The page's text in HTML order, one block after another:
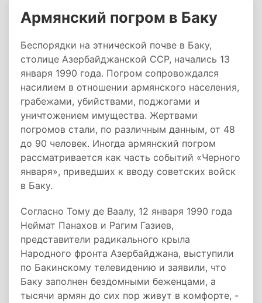
Армянский погром в Баку
Беспорядки на этнической почве в Баку,
столице Азербайджанской ССР, начались 13
января 1990 года. Погром сопровождался
насилием в отношении армянского населения,
грабежами, убийствами, поджогами и
уничтожением имущества. Жертвами
погромов стали, по различным данным, от 48
до 90 человек. Иногда армянский погром
рассматривается как часть событий «Черного
января», приведших к вводу советских войск
в Баку.
Согласно Тому де Ваалу, 12 января 1990 года
Неймат Панахов и Рагим Газиев,
представители радикального крыла
Народного фронта Азербайджана, выступили
по Бакинскому телевидению и заявили, что
Баку заполнен бездомными беженцами, а
тысячи армян до сих пор живут в комфорте, -